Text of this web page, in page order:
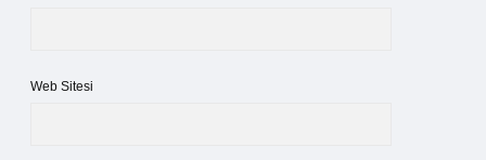
Web Sitesi